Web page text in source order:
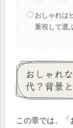
おしゃれは
重視して選
おしゃれ
代？背景
この章では、